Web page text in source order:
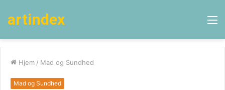
artindex
Hjem / Mad og Sundhed
Mad og Sundhed